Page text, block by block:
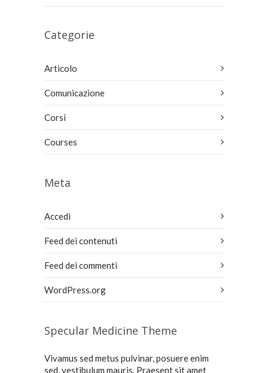
Categorie
Articolo
Comunicazione
Corsi
Courses
Meta
Accedi
Feed dei contenuti
Feed dei commenti
WordPress.org
Specular Medicine Theme
Vivamus sed metus pulvinar, posuere enim
sed, vestibulum mauris. Praesent sit amet